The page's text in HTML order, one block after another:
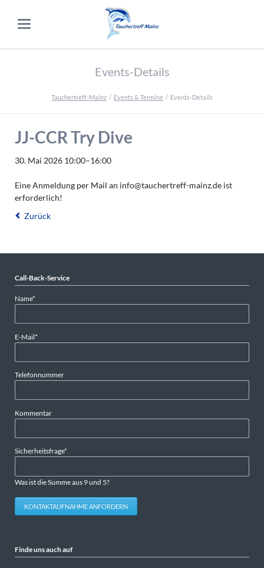
Events-Details
Tauchertreff-Mainz Events & Termine Events-Details
JJ-CCR Try Dive
30. Mai 2026 10:00–16:00
Eine Anmeldung per Mail an info@tauchertreff-mainz.de ist
erforderlich!
Zurück
Call-Back-Service
Pflichtfeld
Name*
Pflichtfeld
E-Mail*
Telefonnummer
Kommentar
Pflichtfeld
Sicherheitsfrage*
Was ist die Summe aus 9 und 5?
KONTAKTAUFNAHME ANFORDERN
Finde uns auch auf